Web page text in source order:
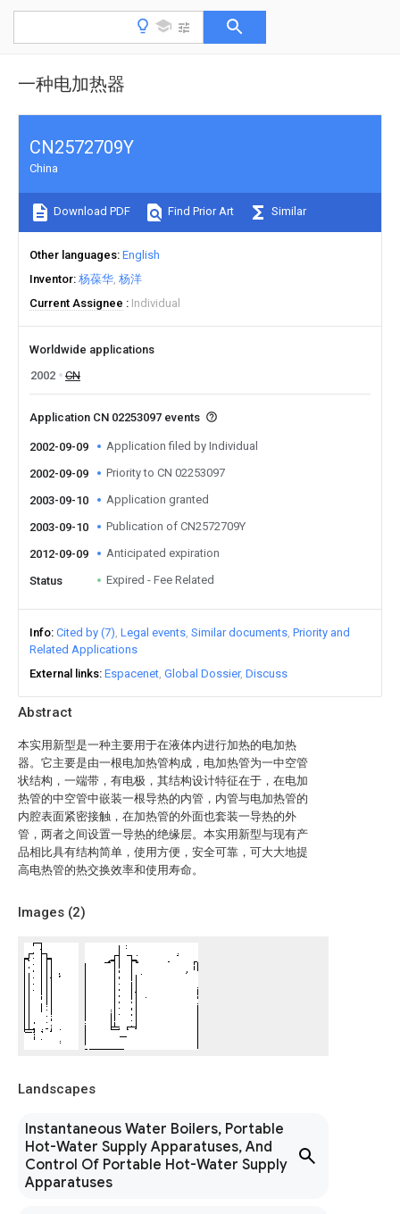
一种电加热器
Abstract
本实用新型是一种主要用于在液体内进行加热的电加热
器。它主要是由一根电加热管构成，电加热管为一中空管
状结构，一端带，有电极，其结构设计特征在于，在电加
热管的中空管中嵌装一根导热的内管，内管与电加热管的
内腔表面紧密接触，在加热管的外面也套装一导热的外
管，两者之间设置一导热的绝缘层。本实用新型与现有产
品相比具有结构简单，使用方便，安全可靠，可大大地提
高电热管的热交换效率和使用寿命。
Images (2)
Landscapes
Instantaneous Water Boilers, Portable
Hot-Water Supply Apparatuses, And
Control Of Portable Hot-Water Supply
Apparatuses
CN2572709Y
China
Download PDF Find Prior Art Similar
Other languages English
Inventor 杨葆华 杨洋
Current Assignee
Individual
Worldwide applications
2002
CN
Application CN 02253097 events
2002-09-09 Application filed by Individual
2002-09-09 Priority to CN 02253097
2003-09-10 Application granted
2003-09-10 Publication of CN2572709Y
2012-09-09 Anticipated expiration
Status Expired - Fee Related
Info Cited by (7) Legal events Similar documents Priority and
Related Applications
External links Espacenet Global Dossier Discuss